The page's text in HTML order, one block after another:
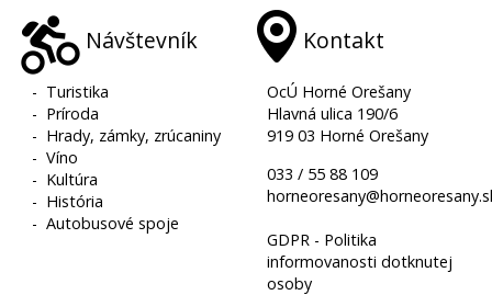
Návštevník
- Turistika
- Príroda
- Hrady, zámky, zrúcaniny
-Víno
- Kultúra
- História
-Autobusové spoje
Kontakt
OcÚ Horné Orešany
Hlavná ulica 190/6
919 03 Horné Orešany
033 / 55 88 109
GDPR - Politika
informovanosti dotknutej
osoby